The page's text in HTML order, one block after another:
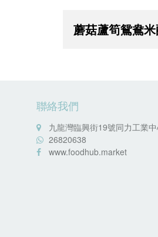
蘑菇蘆筍鴛鴦
聯絡我們
九龍灣臨興街19號同力工業
26820638
www.foodhub.market